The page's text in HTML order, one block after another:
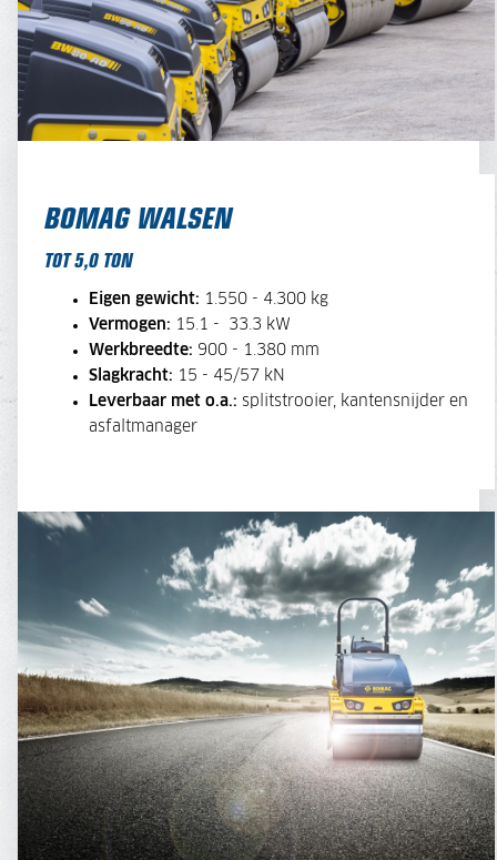
BOMAG WALSEN
TOT 5,0 TON
Eigen gewicht: 1.550 - 4.300 kg
Vermogen: 15.1 - 33.3 kW
Werkbreedte: 900 - 1.380 mm
Slagkracht: 15 - 45/57 kN
Leverbaar met o.a.: splitstrooier, kantensnijder en
asfaltmanager